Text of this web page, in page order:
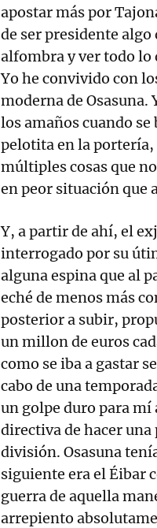
apostar más por
de ser presidente algo
alfombra y ver todo lo
Yo he convivido con
moderna de Osasuna.
los amaños cuando
pelotita en la portería,
múltiples cosas que
en peor situación que
Y, a partir de ahí, el
interrogado por su
alguna espina que al
eché de menos más
posterior a subir,
un millon de euros
como se iba a gastar
cabo de una
un golpe duro para
directiva de hacer
división. Osasuna
siguiente era el Éibar
guerra de aquella
arrepiento